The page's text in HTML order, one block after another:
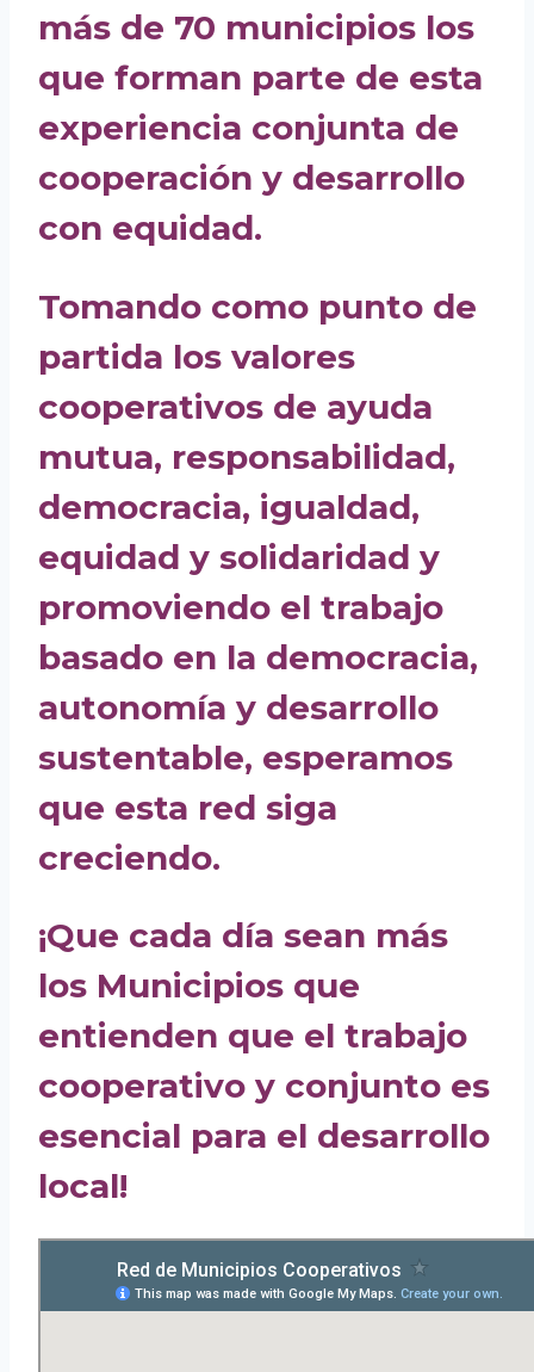
más de 70 municipios los
que forman parte de esta
experiencia conjunta de
cooperación y desarrollo
con equidad.
Tomando como punto de
partida los valores
cooperativos de ayuda
mutua, responsabilidad,
democracia, igualdad,
equidad y solidaridad y
promoviendo el trabajo
basado en la democracia,
autonomía y desarrollo
sustentable, esperamos
que esta red siga
creciendo.
¡Que cada día sean más
los Municipios que
entienden que el trabajo
cooperativo y conjunto es
esencial para el desarrollo
local!